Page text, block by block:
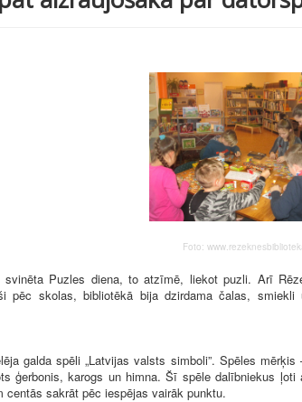
Foto:
Puzles diena, to atzīmē, liekot puzli. Arī
pēc skolas, bibliotēkā bija dzirdama čalas,
galda spēli „Latvijas valsts simboli”. Spēles
ģerbonis, karogs un himna. Šī spēle dalībniekus
centās sakrāt pēc iespējas vairāk punktu.